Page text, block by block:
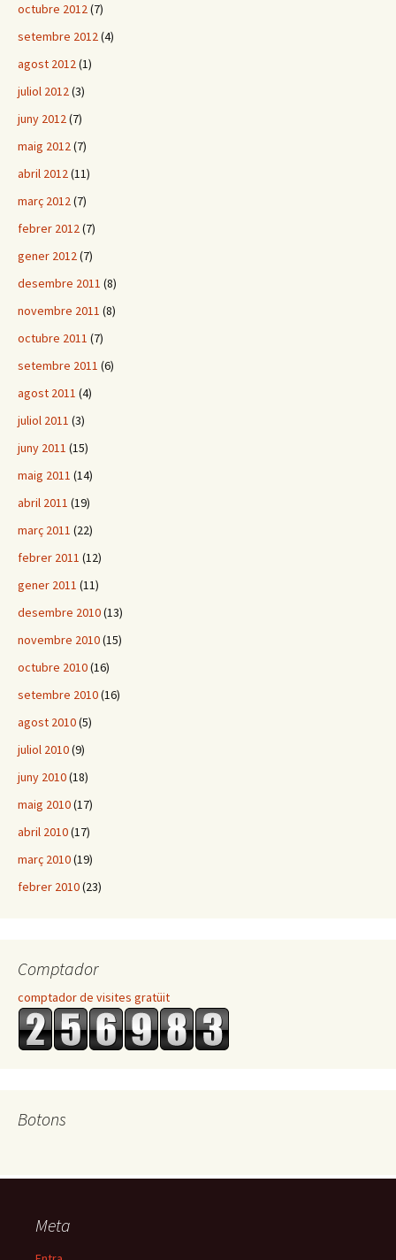
octubre 2012(7)
setembre 2012(4)
agost 2012(1)
juliol 2012(3)
juny 2012(7)
maig 2012(7)
abril 2012(11)
març 2012(7)
febrer 2012(7)
gener 2012(7)
desembre 2011 (8)
novembre 2011 (8)
octubre 2011 (7)
setembre 2011 (6)
agost 2011 (4)
juliol 2011 (3)
juny 2011 (15)
maig 2011 (14)
abril 2011 (19)
març 2011 (22)
febrer 2011 (12)
gener 2011 (11)
desembre 2010(13)
novembre 2010(15)
octubre 2010(16)
setembre 2010(16)
agost 2010(5)
juliol 2010(9)
juny 2010(18)
maig 2010(17)
abril 2010(17)
març 2010(19)
febrer 2010(23)
Comptador
comptador de visites gratüit
Botons
Meta